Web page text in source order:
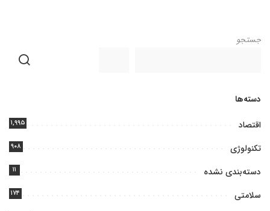
جستجو
دسته‌ها
اقتصاد ۱,۹۹۵
تکنولوژی ۹۰۸
دسته‌بندی نشده ۱۱
سلامتی ۱۷۴